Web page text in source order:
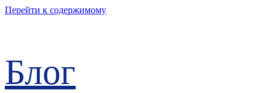
Перейти к содержимому
Блог